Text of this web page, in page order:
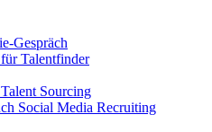
Gespräch
Talentfinder
Sourcing
Social Media Recruiting